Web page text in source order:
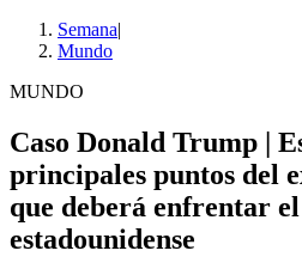
Semana|
Mundo
MUNDO
Caso Donald Trump |
principales puntos del
que deberá enfrentar
estadounidense